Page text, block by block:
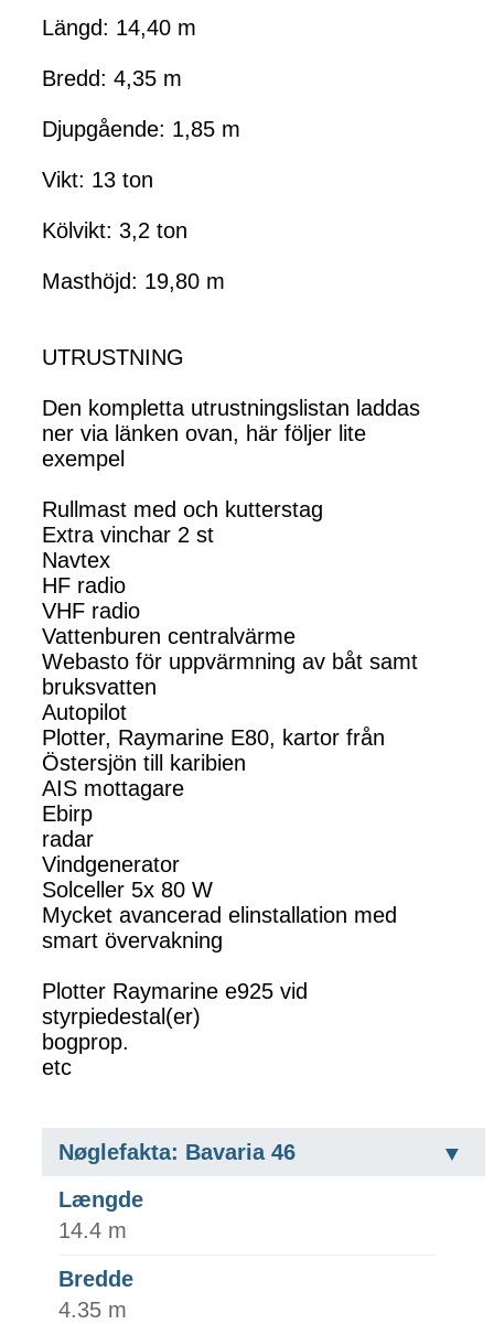
Längd: 14,40 m
Bredd: 4,35 m
Djupgående: 1,85 m
Vikt: 13 ton
Kölvikt: 3,2 ton
Masthöjd: 19,80 m
UTRUSTNING
Den kompletta utrustningslistan laddas
ner via länken ovan, här följer lite
exempel
Rullmast med och kutterstag
Extra vinchar 2 st
Navtex
HF radio
VHF radio
Vattenburen centralvärme
Webasto för uppvärmning av båt samt
bruksvatten
Autopilot
Plotter, Raymarine E80, kartor från
Östersjön till karibien
AIS mottagare
Ebirp
radar
Vindgenerator
Solceller 5x 80 W
Mycket avancerad elinstallation med
smart övervakning
Plotter Raymarine e925 vid
styrpiedestal(er)
bogprop.
etc
Nøglefakta: Bavaria 46
Længde
14.4 m
Bredde
4.35 m